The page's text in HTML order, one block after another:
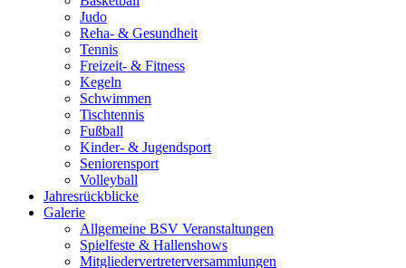
Judo
Reha- & Gesundheit
Tennis
Freizeit- & Fitness
Kegeln
Schwimmen
Tischtennis
Fußball
Kinder- & Jugendsport
Seniorensport
Volleyball
Jahresrückblicke
Galerie
Allgemeine BSV Veranstaltungen
Spielfeste & Hallenshows
Mitgliedervertreterversammlungen